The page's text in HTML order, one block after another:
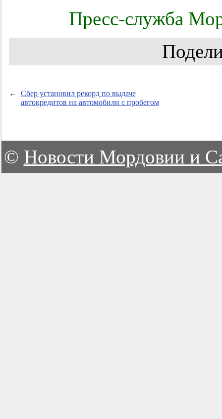
Пресс-служба
←
Сбер установил рекорд по выдаче
автокредитов на автомобили с пробегом
© Новости Мордовии и